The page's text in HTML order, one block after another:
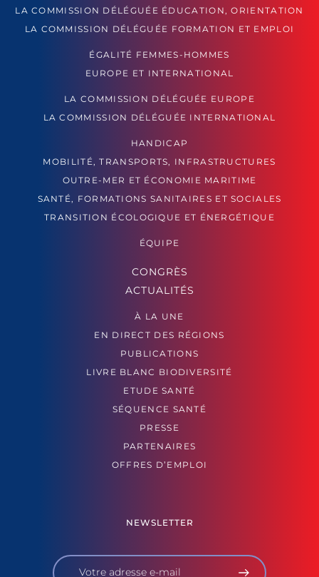
LA COMMISSION DÉLÉGUÉE ÉDUCATION, ORIENTATION
LA COMMISSION DÉLÉGUÉE FORMATION ET EMPLOI
ÉGALITÉ FEMMES-HOMMES
EUROPE ET INTERNATIONAL
LA COMMISSION DÉLÉGUÉE EUROPE
LA COMMISSION DÉLÉGUÉE INTERNATIONAL
HANDICAP
MOBILITÉ, TRANSPORTS, INFRASTRUCTURES
OUTRE-MER ET ÉCONOMIE MARITIME
SANTÉ, FORMATIONS SANITAIRES ET SOCIALES
TRANSITION ÉCOLOGIQUE ET ÉNERGÉTIQUE
ÉQUIPE
CONGRÈS
ACTUALITÉS
À LA UNE
EN DIRECT DES RÉGIONS
PUBLICATIONS
LIVRE BLANC BIODIVERSITÉ
ETUDE SANTÉ
SÉQUENCE SANTÉ
PRESSE
PARTENAIRES
OFFRES D’EMPLOI
NEWSLETTER